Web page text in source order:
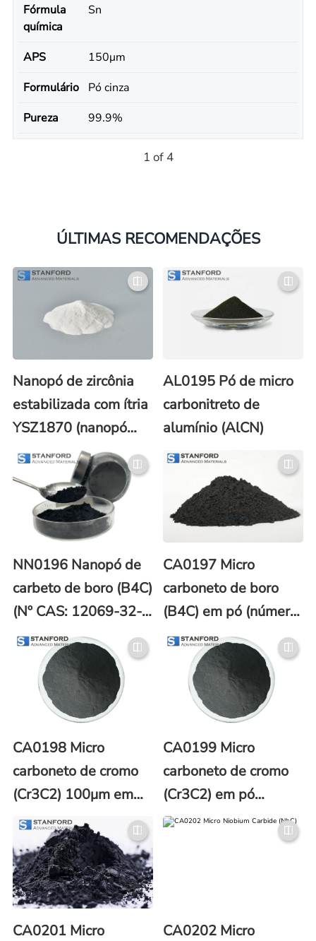
Fórmula
química
Sn
APS
150μm
Formulário
Pó cinza
Pureza
99.9%
1 of 4
ÚLTIMAS RECOMENDAÇÕES
Nanopó de zircônia
estabilizada com ítria
YSZ1870 (nanopó
YTZP/YSZ)
AL0195 Pó de micro
carbonitreto de
alumínio (AlCN)
NN0196 Nanopó de
carbeto de boro (B4C)
(Nº CAS: 12069-32-
8)
CA0197 Micro
carboneto de boro
(B4C) em pó (número
CAS 12069-32-8)
CA0198 Micro
carboneto de cromo
(Cr3C2) 100μm em
pó (CAS No. 12012-
35-0)
CA0199 Micro
carboneto de cromo
(Cr3C2) em pó
1000μm (número
CAS 12012-35-0)
CA0201 Micro
CA0202 Micro